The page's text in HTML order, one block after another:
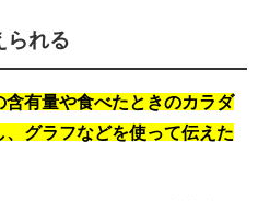
られる
有量や食べたときのカラダ
グラフなどを使って伝えた